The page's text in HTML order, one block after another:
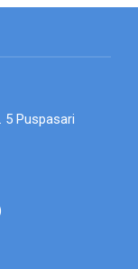
5 Puspasari